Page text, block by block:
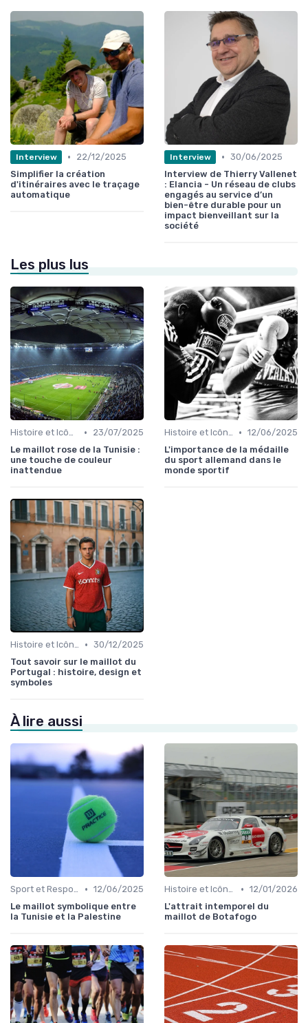
Interview •
22/12/2025
Simplifier la création
d'itinéraires avec le traçage
automatique
Interview • 30/06/2025
Interview de Thierry Vallenet
: Elancia - Un réseau de clubs
engagés au service d’un
bien-être durable pour un
impact bienveillant sur la
société
Les plus lus
Histoire et Icônes du Sport •
23/07/2025
Le maillot rose de la Tunisie :
une touche de couleur
inattendue
Histoire et Icônes du Sport • 12/06/2025
L'importance de la médaille
du sport allemand dans le
monde sportif
Histoire et Icônes du Sport • 30/12/2025
Tout savoir sur le maillot du
Portugal : histoire, design et
symboles
À lire aussi
Sport et Responsabilité Sociale • 12/06/2025
Le maillot symbolique entre
la Tunisie et la Palestine
Histoire et Icônes du Sport • 12/01/2026
L'attrait intemporel du
maillot de Botafogo